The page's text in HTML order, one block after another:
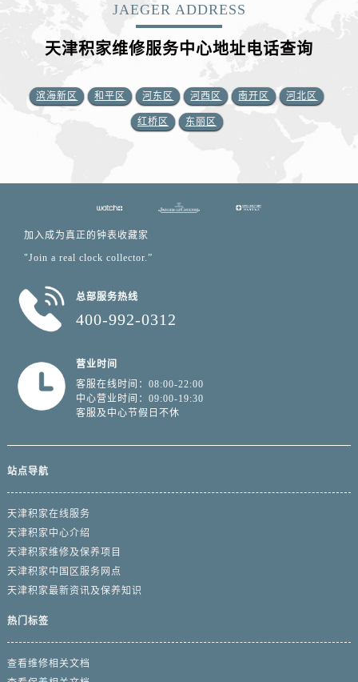
JAEGER ADDRESS
天津积家维修服务中心地址电话查询
滨海新区 和平区 河东区 河西区 南开区 河北区
红桥区 东丽区
加入成为真正的钟表收藏家
"Join a real clock collector.”
总部服务热线
400-992-0312
营业时间
客服在线时间：08:00-22:00
中心营业时间：09:00-19:30
客服及中心节假日不休
站点导航
天津积家在线服务
天津积家中心介绍
天津积家维修及保养项目
天津积家中国区服务网点
天津积家最新资讯及保养知识
热门标签
查看维修相关文档